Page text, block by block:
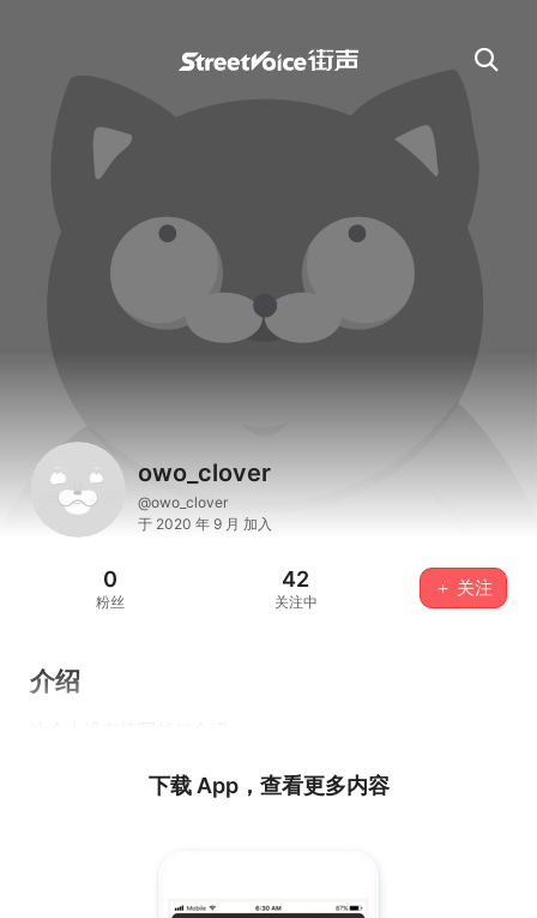
owo_clover
@owo_clover
于 2020 年 9 月 加入
0
粉丝
42
关注中
＋ 关注
介绍
下载 App，查看更多内容